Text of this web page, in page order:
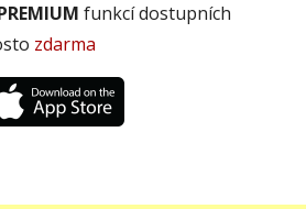
funkcí dostupních
zdarma